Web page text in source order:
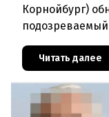
Корнойбург)
свою вину. По
могло быть
Читать далее